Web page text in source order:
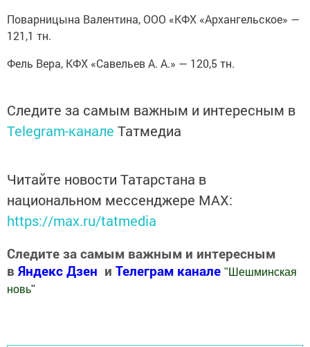
Поварницына Валентина, ООО «КФХ «Архангельское» —
121,1 тн.
Фель Вера, КФХ «Савельев А. А.» — 120,5 тн.
Следите за самым важным и интересным в
Telegram-канале Татмедиа
Читайте новости Татарстана в
национальном мессенджере MАХ:
https://max.ru/tatmedia
Следите за самым важным и интересным
в Яндекс Дзен и Телеграм канале " Шешминская
новь"